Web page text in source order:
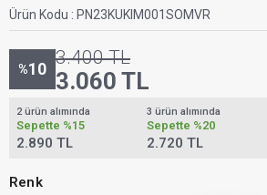
Ürün Kodu : PN23KUKIM001SOMVR
%10
3.400TL
3.060 TL
2 ürün alımında
Sepette %15
2.890 TL
3 ürün alımında
Sepette %20
2.720 TL
Renk